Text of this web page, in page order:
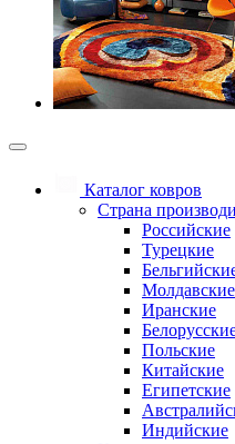
Каталог ковров
Страна
Российские
Турецкие
Молдавские
Иранские
Польские
Китайские
Египетские
Индийские